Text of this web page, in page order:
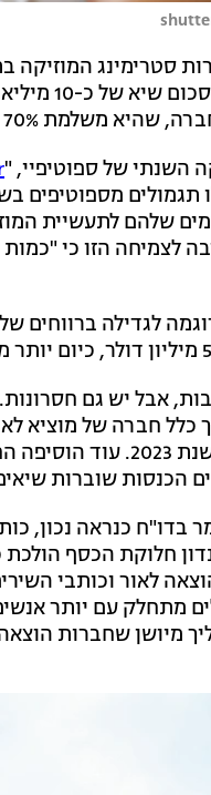
השנתי של ספוטיפיי, "
קיבלו תגמולים
לגדילה ברווחים
כלל חברה של מוציא
באחוזים בהשוואה
הכנסות שוברות
בדו"ח כנראה נכון,
מתחלק עם יותר
מיושן שחברות